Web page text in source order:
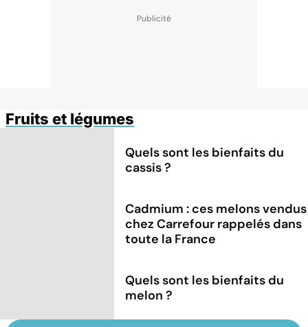
Fruits et légumes
Quels sont les bienfaits du
cassis ?
Cadmium : ces melons vendus
chez Carrefour rappelés dans
toute la France
Quels sont les bienfaits du
melon ?